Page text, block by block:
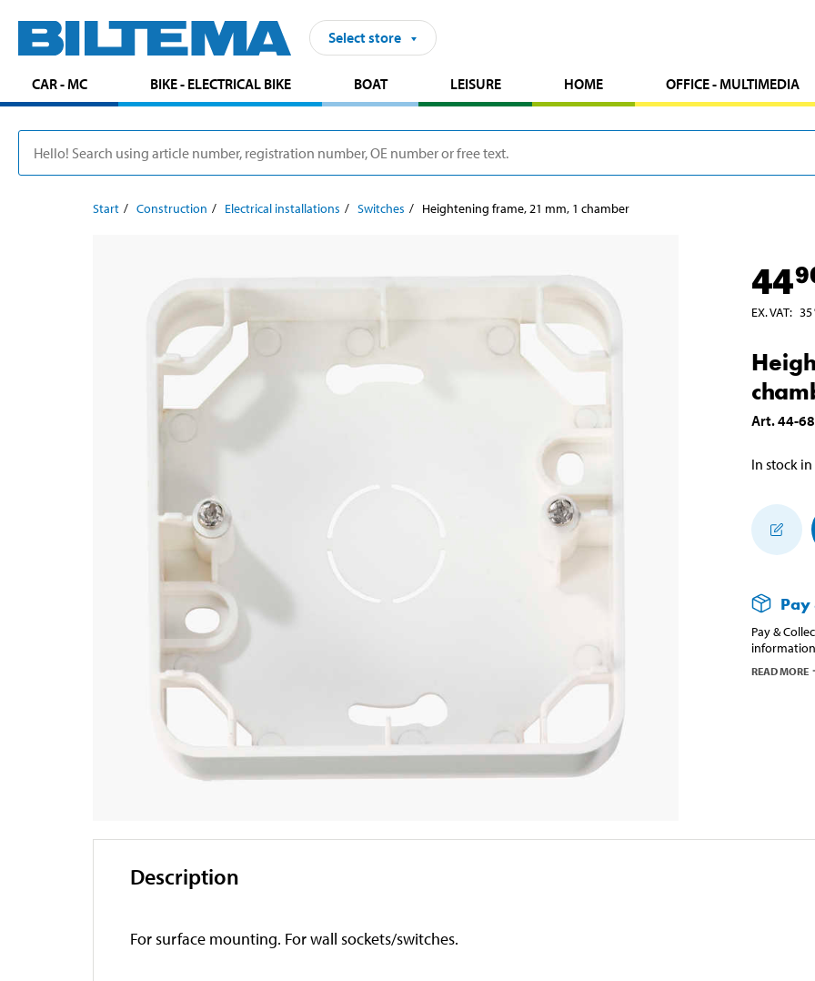
Select store
CAR - MC BIKE - ELECTRICAL BIKE BOAT LEISURE HOME OFFICE - MULTIMEDIA
Start Construction Electrical installations Switches Heightening frame, 21 mm, 1 chamber
44
EX. VAT: 35
Art.44-
In stock in
Pay
Pay &
READ MORE
Description
For surface mounting. For wall sockets/switches.